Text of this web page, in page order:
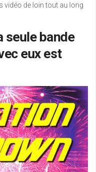
vidéo de loin tout au long
seule bande
eux est